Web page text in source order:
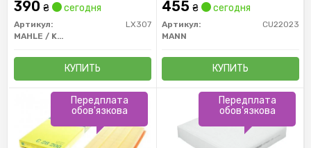
390 ₴ сегодня
Артикул:
LX307
MAHLE / KNECHT
КУПИТЬ
455 ₴ сегодня
Артикул:
CU22023
MANN
КУПИТЬ
Передплата
обов'язкова
Передплата
обов'язкова